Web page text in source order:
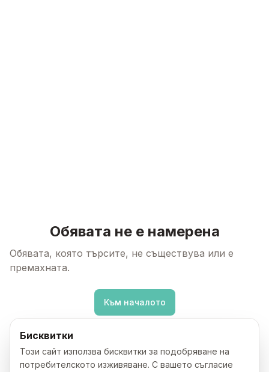
Обявата не е намерена
Обявата, която търсите, не съществува или е
премахната.
Към началото
Бисквитки
Този сайт използва бисквитки за подобряване на
потребителското изживяване. С вашето съгласие